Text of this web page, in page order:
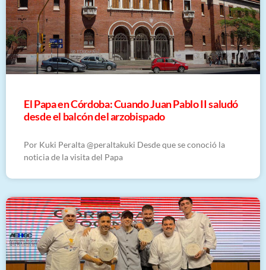
El Papa en Córdoba: Cuando Juan Pablo II saludó
desde el balcón del arzobispado
Por Kuki Peralta @peraltakuki Desde que se conoció la
noticia de la visita del Papa